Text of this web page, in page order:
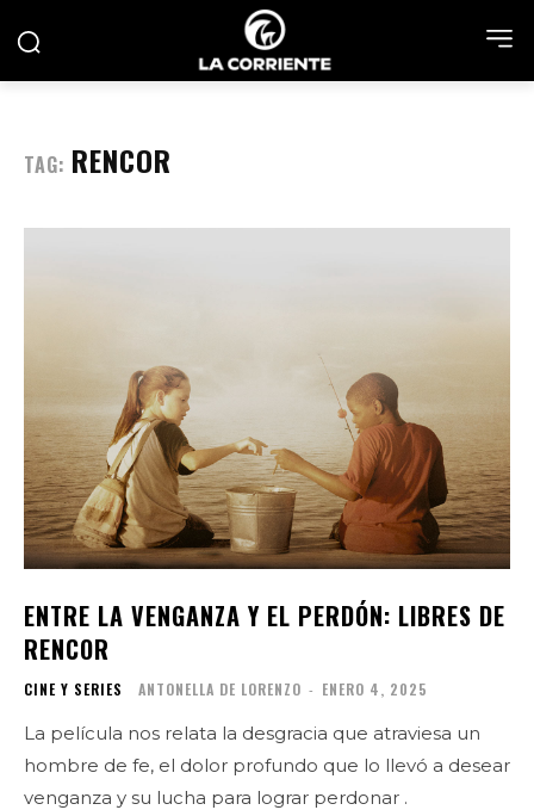
TAG: RENCOR
ENTRE LA VENGANZA Y EL PERDÓN: LIBRES DE
RENCOR
CINE Y SERIES ANTONELLA DE LORENZO - ENERO 4, 2025
La película nos relata la desgracia que atraviesa un
hombre de fe, el dolor profundo que lo llevó a desear
venganza y su lucha para lograr perdonar .